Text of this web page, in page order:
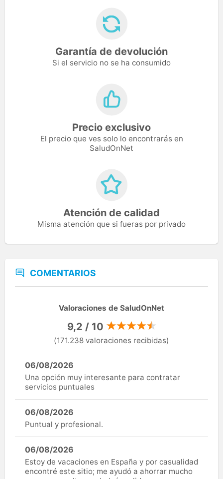
Garantía de devolución
Si el servicio no se ha consumido
Precio exclusivo
El precio que ves solo lo encontrarás en
SaludOnNet
Atención de calidad
Misma atención que si fueras por privado
COMENTARIOS
Valoraciones de SaludOnNet
9,2 / 10
(171.238 valoraciones recibidas)
06/08/2026
Una opción muy interesante para contratar
servicios puntuales
06/08/2026
Puntual y profesional.
06/08/2026
Estoy de vacaciones en España y por casualidad
encontré este sitio; me ayudó a ahorrar mucho